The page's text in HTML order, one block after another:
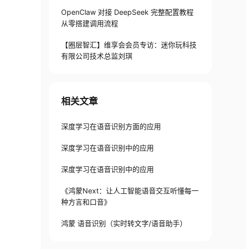
OpenClaw 对接 DeepSeek 完整配置教程
从零搭建调用流程
【圈层智汇】维享会会员专访：迷你玩科技
有限公司技术总监刘琪
相关文章
深度学习在语音识别方面的应用
深度学习在语音识别中的应用
深度学习在语音识别中的应用
《鸿蒙Next：让人工智能语音交互听懂每一
种方言和口音》
鸿蒙 语音识别（实时转文字/语音助手）